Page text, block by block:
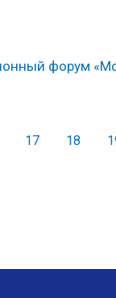
форум
17 18